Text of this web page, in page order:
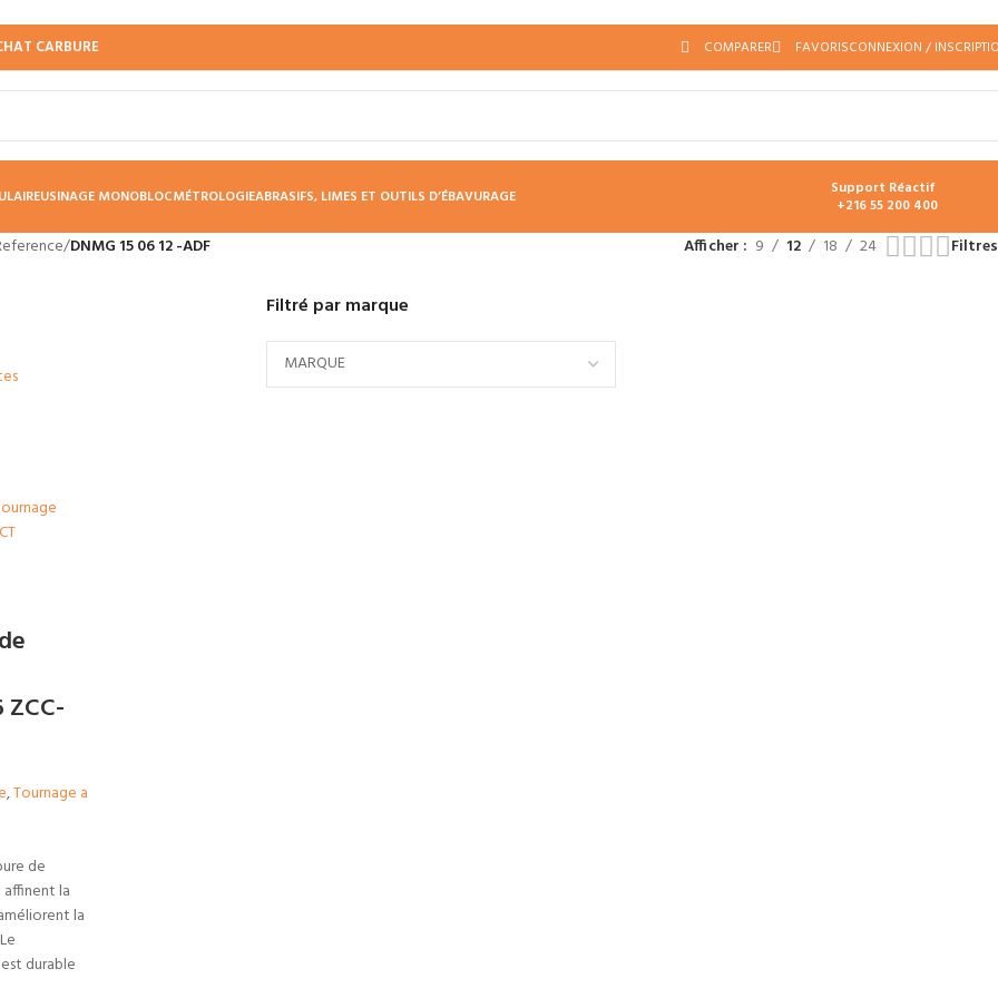
CARBURE COMPARER FAVORISCONNEXION /
USINAGE MONOBLOCMÉTROLOGIEABRASIFS, LIMES ET OUTILS D’ÉBAVURAGE
Support Réactif
+216 55 200 400
/DNMG 15 06 12 -ADF Afficher 9 12 18 24 Filtres
Filtré par marque
ZCC-
,Tournage a
de
la
la
durable